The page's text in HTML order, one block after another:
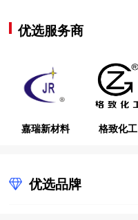
优选服务商
嘉瑞新材料 格致化工
优选品牌